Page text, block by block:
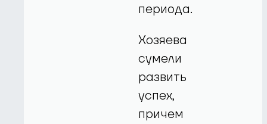
периода.
Хозяева
сумели
развить
успех,
причем